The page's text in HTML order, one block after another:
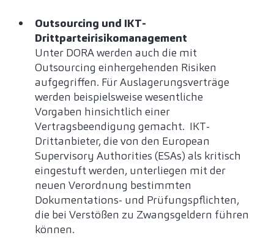
Outsourcing und IKT-
Drittparteirisikomanagement
Unter DORA werden auch die mit
Outsourcing einhergehenden Risiken
aufgegriffen. Für Auslagerungsverträge
werden beispielsweise wesentliche
Vorgaben hinsichtlich einer
Vertragsbeendigung gemacht. IKT-
Drittanbieter, die von den European
Supervisory Authorities (ESAs) als kritisch
eingestuft werden, unterliegen mit der
neuen Verordnung bestimmten
Dokumentations- und Prüfungspflichten,
die bei Verstößen zu Zwangsgeldern führen
können.